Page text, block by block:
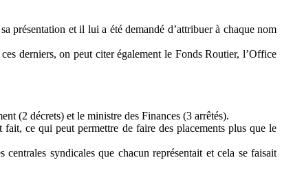
présentation et il lui a été demandé d’attribuer à chaque nom
derniers, on peut citer également le Fonds Routier, l’Office
(2 décrets) et le ministre des Finances (3 arrêtés).
ce qui peut permettre de faire des placements plus que le
syndicales que chacun représentait et cela se faisait